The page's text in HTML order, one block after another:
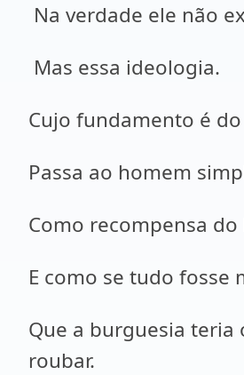
Na verdade ele não
Mas essa ideologia.
Cujo fundamento é
Passa ao homem
Como recompensa do
E como se tudo fosse
Que a burguesia teria
roubar.